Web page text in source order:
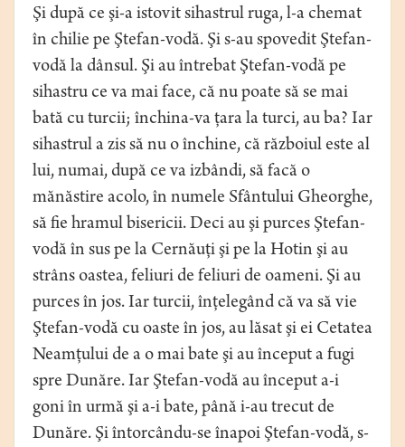
Şi după ce şi-a istovit sihastrul ruga, l-a chemat
în chilie pe Ştefan-vodă. Şi s-au spovedit Ştefan-
vodă la dânsul. Şi au întrebat Ştefan-vodă pe
sihastru ce va mai face, că nu poate să se mai
bată cu turcii; închina-va ţara la turci, au ba? Iar
sihastrul a zis să nu o închine, că războiul este al
lui, numai, după ce va izbândi, să facă o
mănăstire acolo, în numele Sfântului Gheorghe,
să fie hramul bisericii. Deci au şi purces Ştefan-
vodă în sus pe la Cernăuţi şi pe la Hotin şi au
strâns oastea, feliuri de feliuri de oameni. Şi au
purces în jos. Iar turcii, înţelegând că va să vie
Ştefan-vodă cu oaste în jos, au lăsat şi ei Cetatea
Neamţului de a o mai bate şi au început a fugi
spre Dunăre. Iar Ştefan-vodă au început a-i
goni în urmă şi a-i bate, până i-au trecut de
Dunăre. Şi întorcându-se înapoi Ştefan-vodă, s-